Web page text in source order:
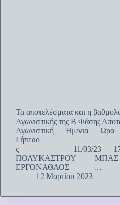
Τα αποτελέσματα και η
Αγωνιστικής της Β Φάσης
Αγωνιστική Ημ/νια
Γήπεδο Α
ς 11/03/23
ΠΟΛΥΚΑΣΤΡΟΥ ΜΠΑΣ
ΕΡΓΟΝΑΘΛΟΣ …
12 Μαρτίου 2023